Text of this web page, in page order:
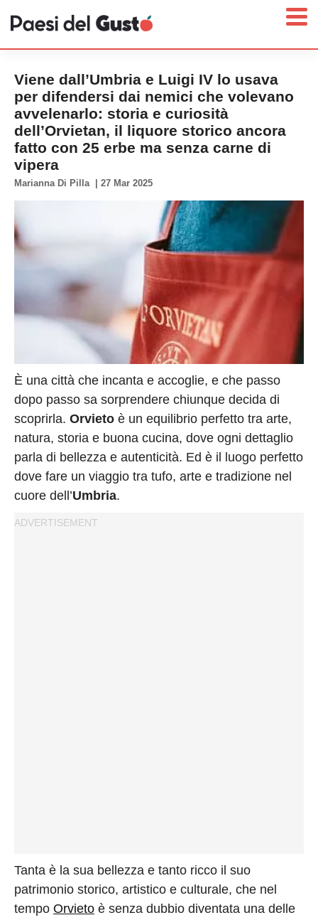
Home
News
Interviste
Prodotti
Answer
Newsletter
Privacy
Cookies
Policy
Cambia
Impostazioni
Privacy
Policy
Viene dall’Umbria e Luigi IV lo usava
per difendersi dai nemici che volevano
avvelenarlo: storia e curiosità
dell’Orvietan, il liquore storico ancora
fatto con 25 erbe ma senza carne di
vipera
Marianna Di Pilla 27 Mar 2025
È una città che incanta e accoglie, e che passo
dopo passo sa sorprendere chiunque decida di
scoprirla. Orvieto è un equilibrio perfetto tra arte,
natura, storia e buona cucina, dove ogni dettaglio
parla di bellezza e autenticità. Ed è il luogo perfetto
dove fare un viaggio tra tufo, arte e tradizione nel
cuore dell’Umbria.
Tanta è la sua bellezza e tanto ricco il suo
patrimonio storico, artistico e culturale, che nel
tempo Orvieto è senza dubbio diventata una delle